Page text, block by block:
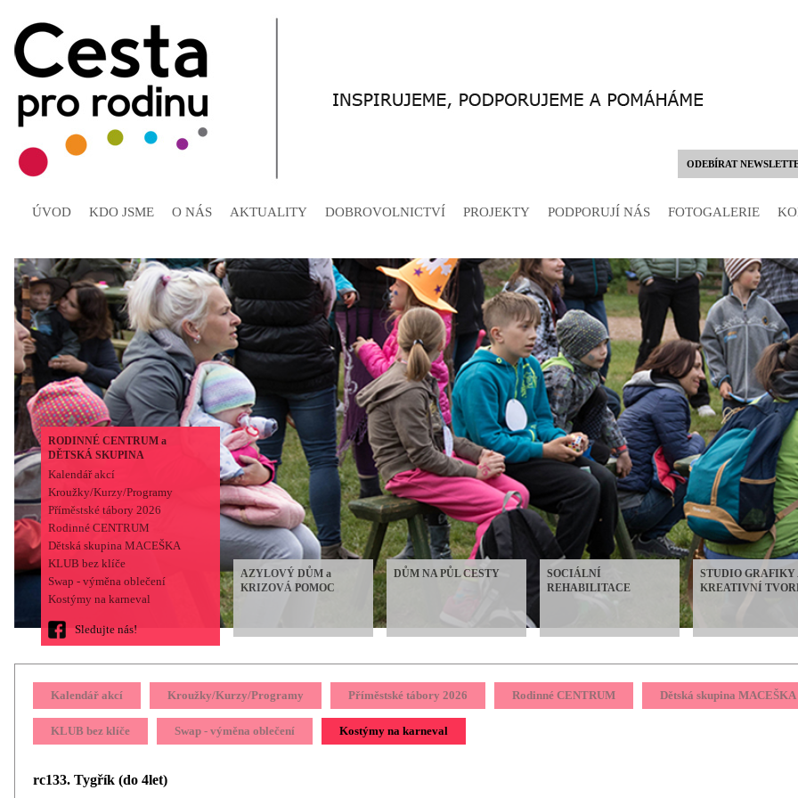
ÚVOD KDO JSME O NÁS AKTUALITY DOBROVOLNICTVÍ PROJEKTY PODPORUJÍ NÁS FOTOGALERIE
ODEBÍRAT
RODINNÉ CENTRUM a
DĚTSKÁ SKUPINA
Kalendář akcí
Kroužky/Kurzy/Programy
Příměstské tábory 2026
Rodinné CENTRUM
Dětská skupina MACEŠKA
KLUB bez klíče
Swap - výměna oblečení
Kostýmy na karneval
Sledujte nás!
AZYLOVÝ DŮM a
KRIZOVÁ POMOC
DŮM NA PŮL CESTY
SOCIÁLNÍ
REHABILITACE
STUDIO GRAFIKY
KREATIVNÍ
Kalendář akcí Kroužky/Kurzy/Programy Příměstské tábory 2026 Rodinné CENTRUM Dětská skupina MACEŠKA
KLUB bez klíče Swap - výměna oblečení Kostýmy na karneval
rc133. Tygřík (do 4let)